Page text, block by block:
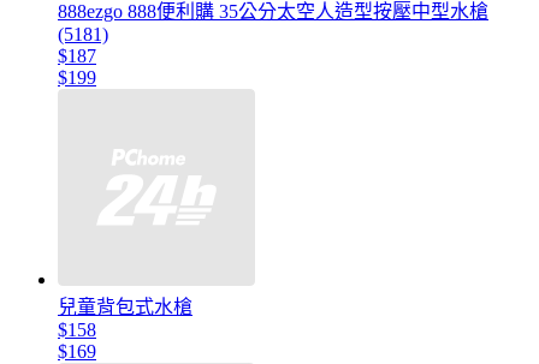
888ezgo 888便利購 35公分太空人造型按壓中型水槍
(5181)
$187
$199
兒童背包式水槍
$158
$169